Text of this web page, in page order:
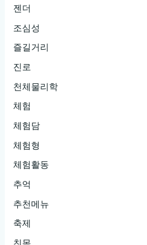
젠더
조심성
즐길거리
진로
천체물리학
체험
체험담
체험형
체험활동
추억
추천메뉴
축제